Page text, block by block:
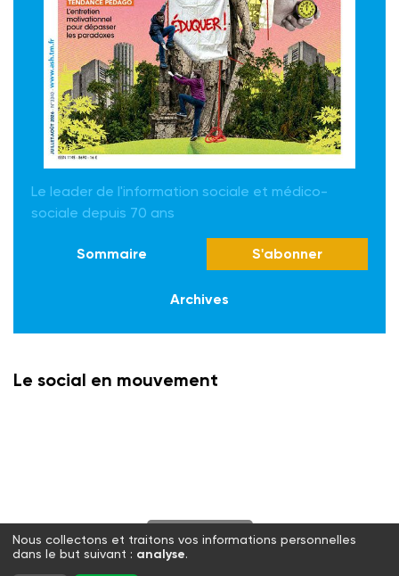
Le leader de l'information sociale et médico-
sociale depuis 70 ans
Sommaire S'abonner
Archives
Le social en mouvement
S'abonner
Twitter Facebook
Nous collectons et traitons vos informations personnelles
dans le but suivant : analyse.